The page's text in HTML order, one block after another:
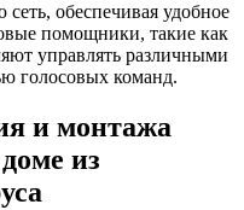
обеспечивая удобное
помощники, такие как
управлять различными
голосовых команд.
и монтажа
из